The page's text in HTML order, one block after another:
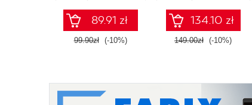
89.91 zł
99.90zł (-10%)
134.10 zł
149.00zł (-10%)